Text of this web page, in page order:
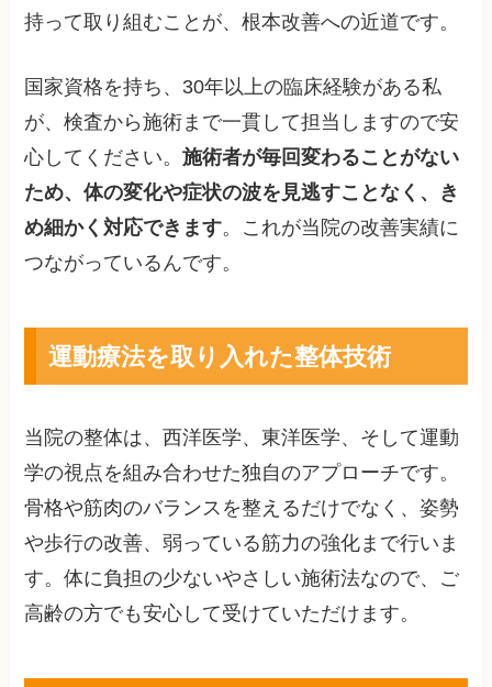
持って取り組むことが、根本改善への近道です。
国家資格を持ち、30年以上の臨床経験がある私
が、検査から施術まで一貫して担当しますので安
心してください。施術者が毎回変わることがない
ため、体の変化や症状の波を見逃すことなく、き
め細かく対応できます。これが当院の改善実績に
つながっているんです。
運動療法を取り入れた整体技術
当院の整体は、西洋医学、東洋医学、そして運動
学の視点を組み合わせた独自のアプローチです。
骨格や筋肉のバランスを整えるだけでなく、姿勢
や歩行の改善、弱っている筋力の強化まで行いま
す。体に負担の少ないやさしい施術法なので、ご
高齢の方でも安心して受けていただけます。